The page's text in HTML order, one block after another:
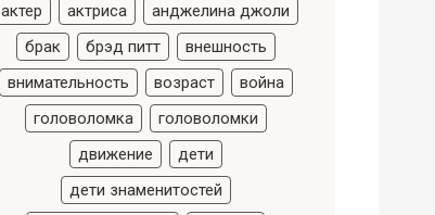
актер актриса
анджелина джоли
брак
брэд питт
внешность
внимательность
возраст
война
головоломка
головоломки
движение
дети
дети знаменитостей